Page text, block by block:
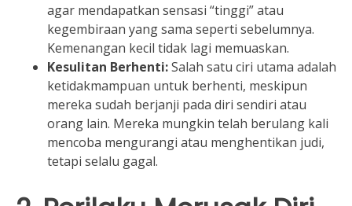
agar mendapatkan sensasi “tinggi” atau
kegembiraan yang sama seperti sebelumnya.
Kemenangan kecil tidak lagi memuaskan.
Kesulitan Berhenti:Salah satu ciri utama adalah
ketidakmampuan untuk berhenti, meskipun
mereka sudah berjanji pada diri sendiri atau
orang lain. Mereka mungkin telah berulang kali
mencoba mengurangi atau menghentikan judi,
tetapi selalu gagal.